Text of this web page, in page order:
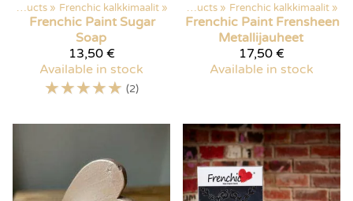
Products ‪» Frenchic kalkkimaalit ‪»
Frenchic Paint Sugar
Soap
13,50 €
Available in stock
☆☆☆☆☆ (2)
Products ‪» Frenchic kalkkimaalit ‪»
Frenchic Paint Frensheen
Metallijauheet
17,50 €
Available in stock